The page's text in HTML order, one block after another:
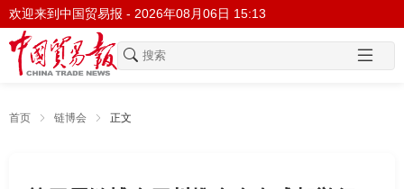
欢迎来到中国贸易报 - 2026年08月06日 15:13
首页 链博会 正文